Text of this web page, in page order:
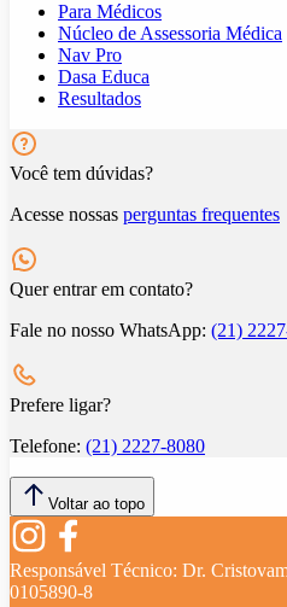
Para Médicos
Núcleo de Assessoria Médica
Nav Pro
Dasa Educa
Resultados
Você tem dúvidas?
Acesse nossas perguntas frequentes
Quer entrar em contato?
Fale no nosso WhatsApp: (21)
Prefere ligar?
Telefone: (21) 2227-8080
Voltar ao topo
Responsável Técnico: Dr.
0105890-8